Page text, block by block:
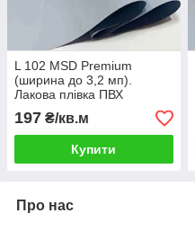
L 102 MSD Premium
(ширина до 3,2 мп).
Лакова плівка ПВХ
197 ₴/кв.м
Купити
Про нас